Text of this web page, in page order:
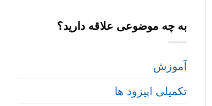
به چه موضوعی علاقه دارید؟
آموزش
تکمیلی اپیزود ها